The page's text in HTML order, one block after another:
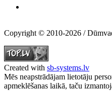
Copyright © 2010-2026 /
Created with sb-systems.lv
Mēs neapstrādājam lietotāju
apmeklēšanas laikā, taču